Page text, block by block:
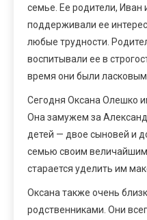
семье. Ее родители, Иван
поддерживали ее
любые трудности.
воспитывали ее в
время они были
Сегодня Оксана Олешко
Она замужем за
детей — двое сыновей и
семью своим
старается уделить им
Оксана также очень
родственниками. Они